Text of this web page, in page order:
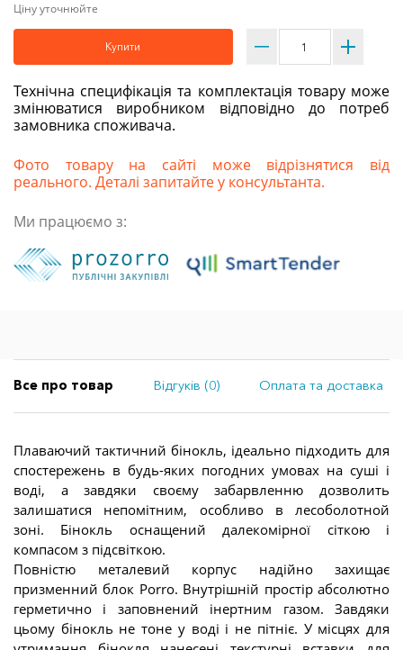
Ціну уточнюйте
Купити
Технічна специфікація та комплектація товару може
змінюватися виробником відповідно до потреб
замовника споживача.
Фото товару на сайті може відрізнятися від
реального. Деталі запитайте у консультанта.
Ми працюємо з:
Все про товар Відгуків (0) Оплата та доставка
Плаваючий тактичний бінокль, ідеально підходить для
спостережень в будь-яких погодних умовах на суші і
воді, а завдяки своєму забарвленню дозволить
залишатися непомітним, особливо в лесоболотной
зоні. Бінокль оснащений далекомірної сіткою і
компасом з підсвіткою.
Повністю металевий корпус надійно захищає
призменний блок Porro. Внутрішній простір абсолютно
герметично і заповнений інертним газом. Завдяки
цьому бінокль не тоне у воді і не пітніє. У місцях для